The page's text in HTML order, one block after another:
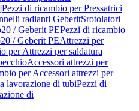
Pezzi di ricambio per Pressatrici
radianti GeberitSrotolatori
/ Geberit PEPezzi di ricambio
/ Geberit PEAttrezzi per
per Attrezzi per saldatura
Accessori attrezzi per
per Accessori attrezzi per
lavorazione di tubiPezzi di
di